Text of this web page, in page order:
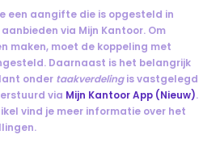
een aangifte die is opgesteld in
via Mijn Kantoor. Om
maken, moet de koppeling met
Daarnaast is het belangrijk
onder taakverdelingis vastgelegd
via Mijn Kantoor App (Nieuw).
vind je meer informatie over het